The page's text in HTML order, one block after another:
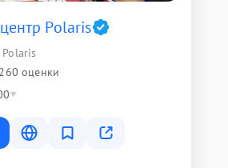
Polaris
260 оценки